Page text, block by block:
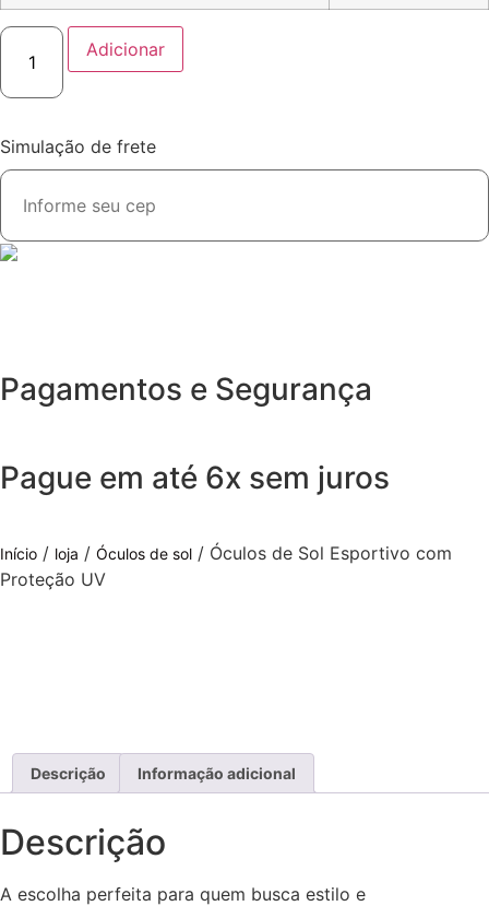
Adicionar
Simulação de frete
Pagamentos e Segurança
Pague em até 6x sem juros
Início / loja / Óculos de sol / Óculos de Sol Esportivo com
Proteção UV
Descrição Informação adicional
Descrição
A escolha perfeita para quem busca estilo e